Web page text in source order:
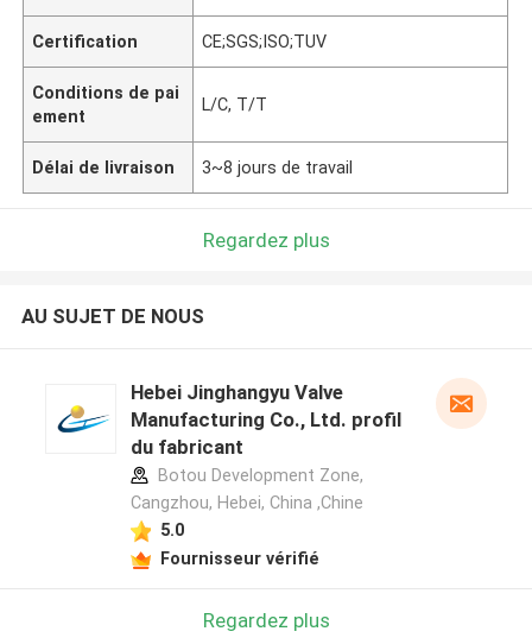
Certification CE;SGS;ISO;TUV
Conditions de pai
ement
L/C, T/T
Délai de livraison 3~8 jours de travail
Regardez plus
AU SUJET DE NOUS
Hebei Jinghangyu Valve
Manufacturing Co., Ltd. profil
du fabricant
Botou Development Zone,
Cangzhou, Hebei, China ,Chine
5.0
Fournisseur vérifié
Regardez plus